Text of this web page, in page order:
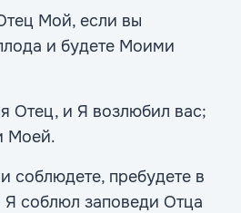
Мой, если вы
и будете Моими
Отец, и Я возлюбил вас;
Моей.
соблюдете, пребудете в
соблюл заповеди Отца